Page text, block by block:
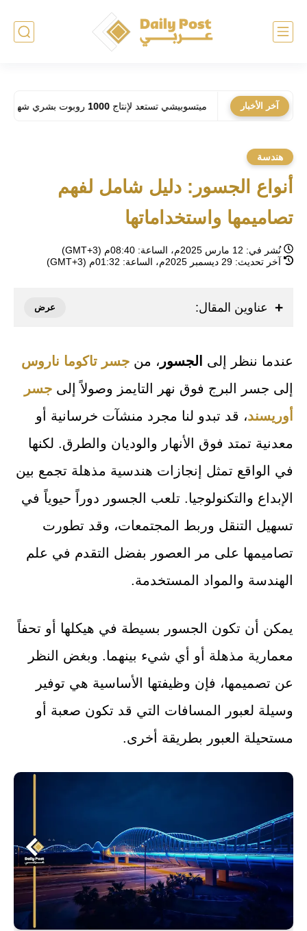
آخر الأخبار
ميتسوبيشي تستعد لإنتاج 1000 روبوت بشري شهرياً: فهل تحل الآلات مكان العمال في المصانع؟
هندسة
أنواع الجسور: دليل شامل لفهم
تصاميمها واستخداماتها
نُشر في: 12 مارس 2025م، الساعة: 08:40م (GMT+3)
آخر تحديث: 29 ديسمبر 2025م، الساعة: 01:32م (GMT+3)
عناوين المقال:
عندما ننظر إلى الجسور ، من جسر تاكوما ناروس
إلى جسر البرج فوق نهر التايمز وصولاً إلى جسر
أوريسند، قد تبدو لنا مجرد منشآت خرسانية أو
معدنية تمتد فوق الأنهار والوديان والطرق. لكنها
في الواقع تمثل إنجازات هندسية مذهلة تجمع بين
الإبداع والتكنولوجيا. تلعب الجسور دوراً حيوياً في
تسهيل التنقل وربط المجتمعات، وقد تطورت
تصاميمها على مر العصور بفضل التقدم في علم
الهندسة والمواد المستخدمة.
يمكن أن تكون الجسور بسيطة في هيكلها أو تحفاً
معمارية مذهلة أو أي شيء بينهما. وبغض النظر
عن تصميمها، فإن وظيفتها الأساسية هي توفير
وسيلة لعبور المسافات التي قد تكون صعبة أو
مستحيلة العبور بطريقة أخرى.